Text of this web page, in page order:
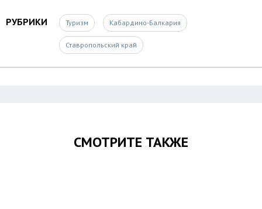
РУБРИКИ Туризм Кабардино-Балкария
Ставропольский край
СМОТРИТЕ ТАКЖЕ